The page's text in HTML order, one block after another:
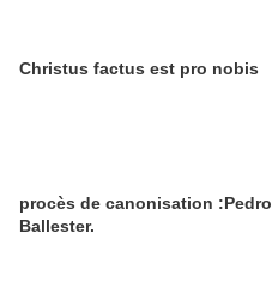
Christus factus est pro nobis
procès de canonisation :Pedro
Ballester.